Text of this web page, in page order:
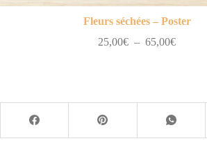
Fleurs séchées – Poster
25,00€ – 65,00€Plage
65,00€